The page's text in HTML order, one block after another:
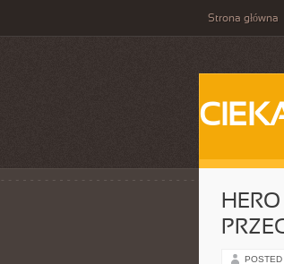
Strona główna
POSTED